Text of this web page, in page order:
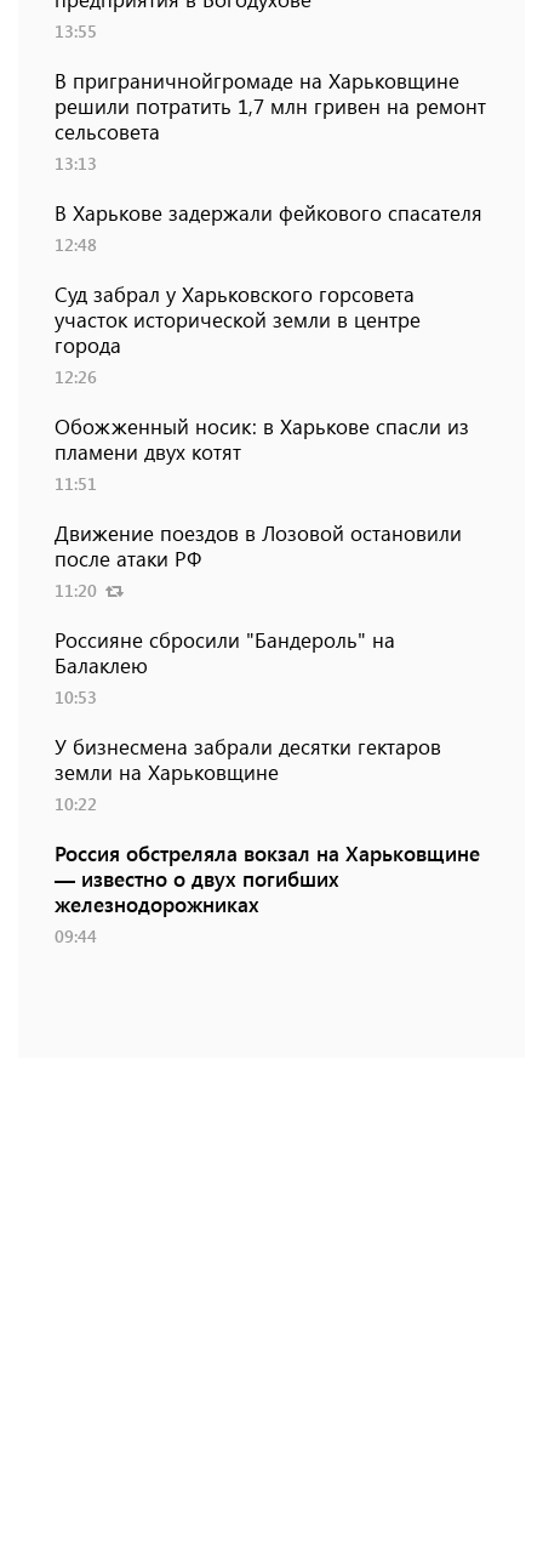
13:55
В приграничнойгромаде на Харьковщине
решили потратить 1,7 млн ​​гривен на ремонт
сельсовета
13:13
В Харькове задержали фейкового спасателя
12:48
Суд забрал у Харьковского горсовета
участок исторической земли в центре
города
12:26
Обожженный носик: в Харькове спасли из
пламени двух котят
11:51
Движение поездов в Лозовой остановили
после атаки РФ
11:20
Россияне сбросили "Бандероль" на
Балаклею
10:53
У бизнесмена забрали десятки гектаров
земли на Харьковщине
10:22
Россия обстреляла вокзал на Харьковщине
— известно о двух погибших
железнодорожниках
09:44